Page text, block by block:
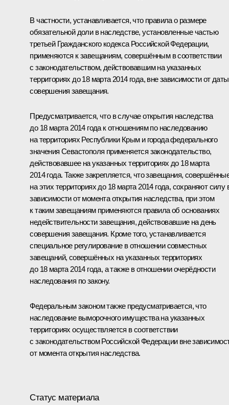
В частности, устанавливается, что правила о размере
обязательной доли в наследстве, установленные частью
третьей Гражданского кодекса Российской Федерации,
применяются к завещаниям, совершённым в соответствии
с законодательством, действовавшим на указанных
территориях до 18 марта 2014 года, вне зависимости от даты
совершения завещания.
Предусматривается, что в случае открытия наследства
до 18 марта 2014 года к отношениям по наследованию
на территориях Республики Крым и города федерального
значения Севастополя применяется законодательство,
действовавшее на указанных территориях до 18 марта
2014 года. Также закрепляется, что завещания,
на этих территориях до 18 марта 2014 года, сохраняют силу
зависимости от момента открытия наследства, при этом
к таким завещаниям применяются правила об основаниях
недействительности завещания, действовавшие на день
совершения завещания. Кроме того, устанавливается
специальное регулирование в отношении совместных
завещаний, совершённых на указанных территориях
до 18 марта 2014 года, а также в отношении очерёдности
наследования по закону.
Федеральным законом также предусматривается, что
наследование выморочного имущества на указанных
территориях осуществляется в соответствии
с законодательством Российской Федерации вне
от момента открытия наследства.
Статус материала